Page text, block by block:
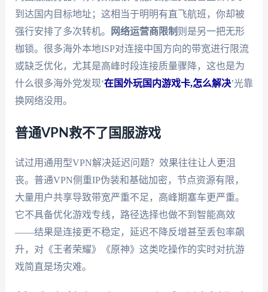
到达国内目标地址；这相当于明明有直飞航班，你却被
强行安排了多次转机。
网络运营商限制 则是另一把无形
枷锁。很多海外本地ISP对连接中国方向的带宽进行限流
或缺乏优化，尤其是高峰时段连接质量骤降，这也是为
什么很多海外党发现‘在国外玩国内游戏卡,怎么解决’光靠
换网络没用。
普通VPN救不了国服游戏
试过用通用型VPN解决延迟问题？效果往往让人更沮
丧。普通VPN侧重IP伪装和基础加密，节点资源有限，
大量用户共享导致带宽严重不足，高峰期塞车更严重。
它不具备优化游戏专线，路径选择也做不到智能高效
——结果是连接更不稳定，延迟不降反增甚至丢包率飙
升，对《王者荣耀》《原神》这类吃操作的实时对抗游
戏简直是场灾难。